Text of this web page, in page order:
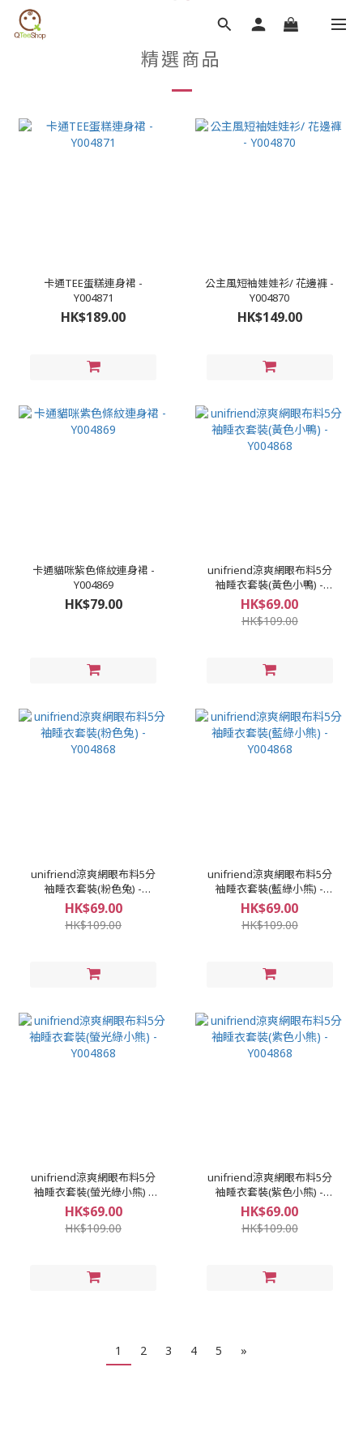
精選商品
卡通TEE蛋糕連身裙 -
Y004871
HK$189.00
公主風短袖娃娃衫/ 花邊褲 -
Y004870
HK$149.00
卡通貓咪紫色條紋連身裙 -
Y004869
HK$79.00
unifriend涼爽網眼布料5分
袖睡衣套裝(黃色小鴨) -
Y004868
HK$69.00
HK$109.00
unifriend涼爽網眼布料5分
袖睡衣套裝(粉色兔) -
Y004868
HK$69.00
HK$109.00
unifriend涼爽網眼布料5分
袖睡衣套裝(藍綠小熊) -
Y004868
HK$69.00
HK$109.00
unifriend涼爽網眼布料5分
袖睡衣套裝(螢光綠小熊) -
Y004868
HK$69.00
HK$109.00
unifriend涼爽網眼布料5分
袖睡衣套裝(紫色小熊) -
Y004868
HK$69.00
HK$109.00
1 2 3 4 5 »